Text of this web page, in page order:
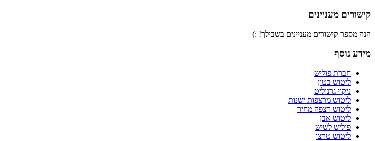
קישורים מעניינים
הנה מספר קישורים מעניינים בשבילך! :)
מידע נוסף
חברת פוליש
ליטוש בטון
ניקוי גרנוליט
ליטוש מרצפות ישנות
ליטוש רצפה מחיר
ליטוש אבן
פוליש לשיש
ליטוש טרצו